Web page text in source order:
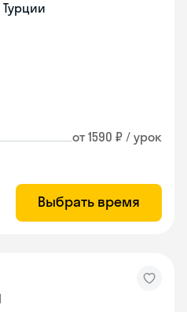
от 1590 ₽ / урок
Выбрать время